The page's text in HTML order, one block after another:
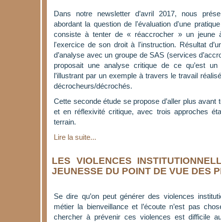
Dans notre newsletter d’avril 2017, nous
abordant la question de l'évaluation d'une
consiste à tenter de « réaccrocher » un jeune
l'exercice de son droit à l'instruction. Résultat
d’analyse avec un groupe de SAS (services
proposait une analyse critique de ce qu’est un
l’illustrant par un exemple à travers le travail
décrocheurs/décrochés.
Cette seconde étude se propose d’aller plus avant
et en réflexivité critique, avec trois approches
terrain.
Lire la suite...
LES VIOLENCES
JEUNESSE DU POINT DE VUE DES
Se dire qu’on peut générer des violences
métier la bienveillance et l’écoute n’est pas
chercher à prévenir ces violences est difficile